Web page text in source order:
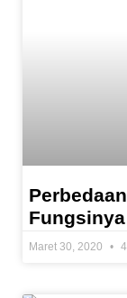
Fungsinya
Maret 30, 2020